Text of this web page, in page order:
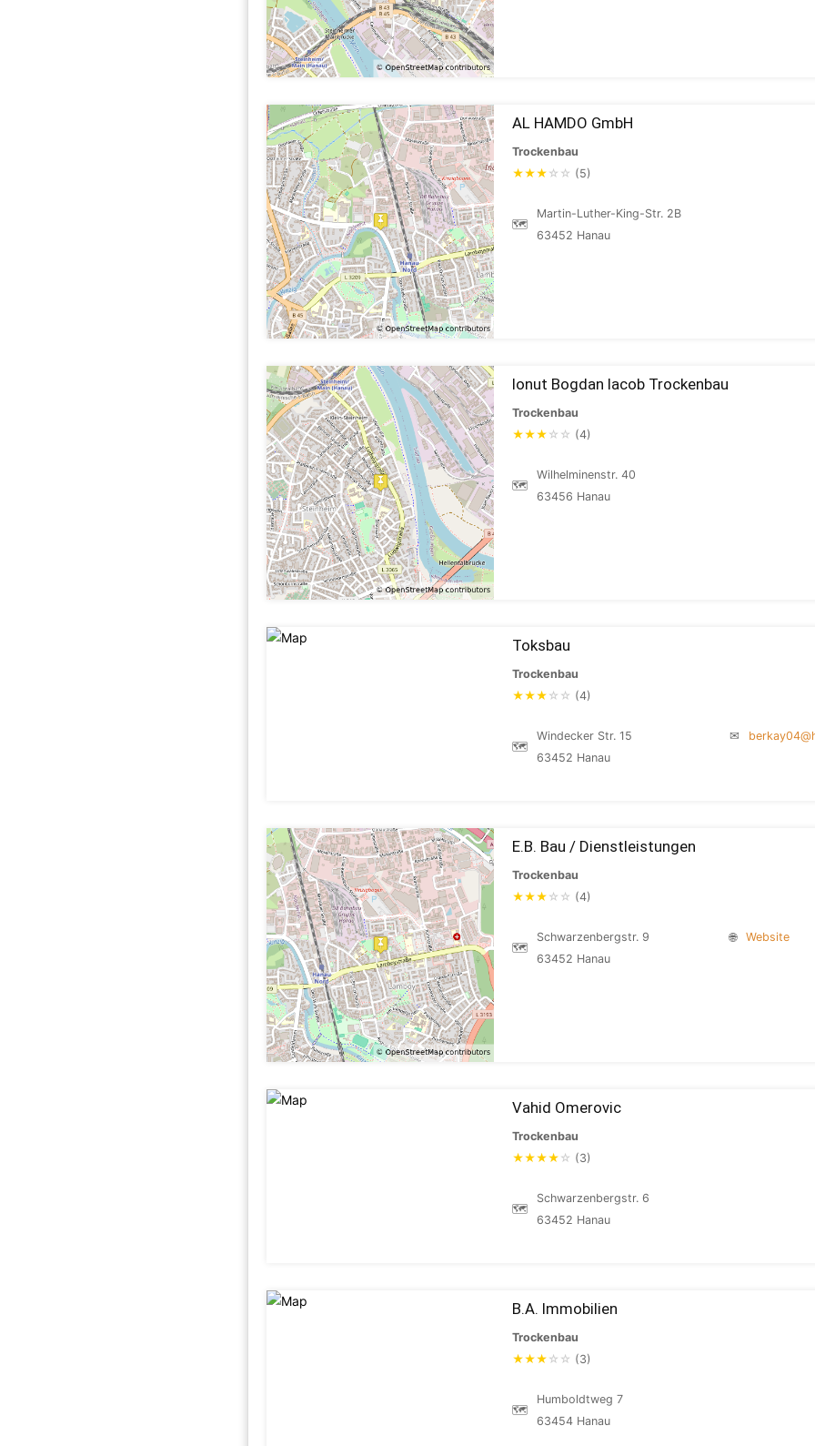
AL HAMDO GmbH
Trockenbau
★★★ ☆ ☆ (5)
🗺
Martin-Luther-King-Str. 2B
63452 Hanau
Ionut Bogdan Iacob Trockenbau
Trockenbau
★★★ ☆ ☆ (4)
🗺
Wilhelminenstr. 40
63456 Hanau
Toksbau
Trockenbau
★★★ ☆ ☆ (4)
🗺
Windecker Str. 15
63452 Hanau
✉
E.B. Bau / Dienstleistungen
Trockenbau
★★★ ☆ ☆ (4)
🗺
Schwarzenbergstr. 9
63452 Hanau
🌐 Website
Vahid Omerovic
Trockenbau
★★★★ ☆ (3)
🗺
Schwarzenbergstr. 6
63452 Hanau
B.A. Immobilien
Trockenbau
★★★ ☆ ☆ (3)
🗺
Humboldtweg 7
63454 Hanau